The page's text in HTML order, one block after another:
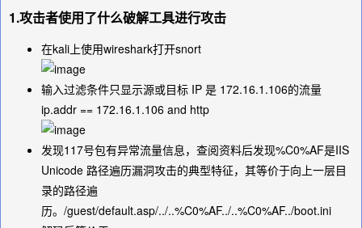
1.攻击者使用了什么破解工具进行攻击
在kali上使用wireshark打开snort
输入过滤条件只显示源或目标 IP 是 172.16.1.106的流量
ip.addr == 172.16.1.106 and http
发现117号包有异常流量信息，查阅资料后发现%C0%AF是IIS
Unicode 路径遍历漏洞攻击的典型特征，其等价于向上一层目
录的路径遍
历。 /guest/default.asp/../..%C0%AF../..%C0%AF../boot.ini